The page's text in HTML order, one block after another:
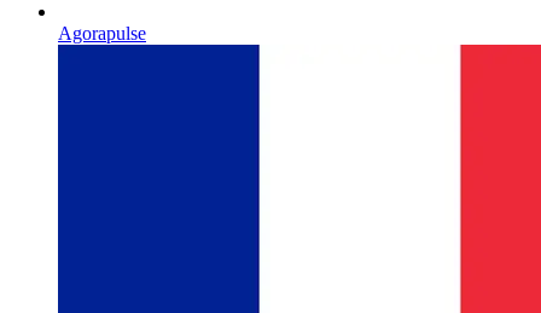
Agorapulse